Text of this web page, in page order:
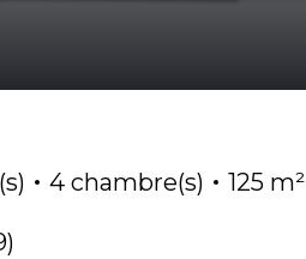
4 chambre(s) 125 m²